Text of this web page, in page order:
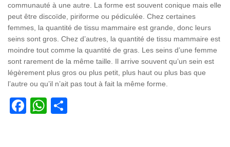
communauté à une autre. La forme est souvent conique mais elle
peut être discoïde, piriforme ou pédiculée. Chez certaines
femmes, la quantité de tissu mammaire est grande, donc leurs
seins sont gros. Chez d’autres, la quantité de tissu mammaire est
moindre tout comme la quantité de gras. Les seins d’une femme
sont rarement de la même taille. Il arrive souvent qu’un sein est
légèrement plus gros ou plus petit, plus haut ou plus bas que
l’autre ou qu’il n’ait pas tout à fait la même forme.
Facebook
WhatsApp